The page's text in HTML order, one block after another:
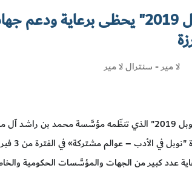
متحف نوبل 2019" يحظى
لا مير - سنترال لا مير
يحظى "متحف نوبل 2019" الذي تنظّمه مؤسَّسة محمد بن
عدد كبير من الجهات والمؤسَّسات الحكومية